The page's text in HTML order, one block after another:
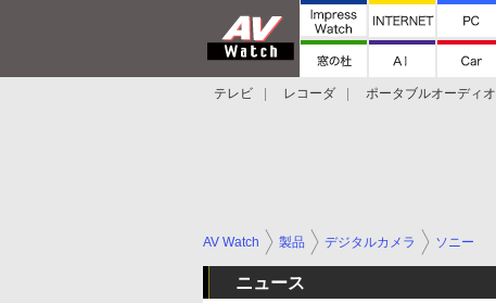
テレビ レコーダ ポータブルオーディオ
AV Watch 製品 デジタルカメラ ソニー
ニュース